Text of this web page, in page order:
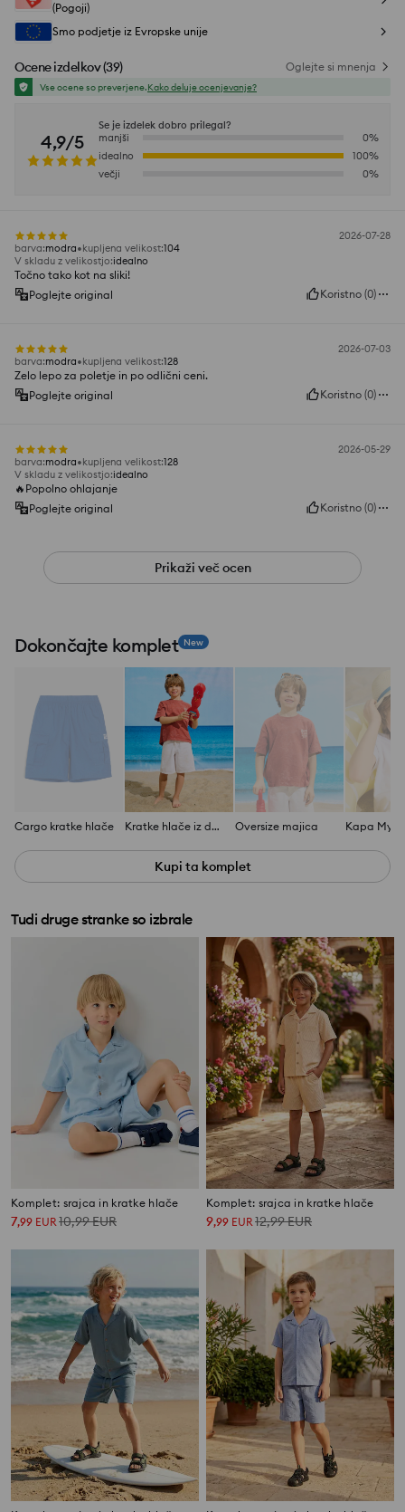
(Pogoji)
Smo podjetje iz Evropske unije
Ocene izdelkov(39) Oglejte si mnenja
Vse ocene so preverjene.Kako deluje ocenjevanje?
4,9/5
Se je izdelek dobro prilegal?
manjši
0%
idealno
100%
večji
0%
2026-07-28
barva:modra kupljena velikost:104
V skladu z velikostjo:idealno
Točno tako kot na sliki!
Poglejte original
Koristno (0)
2026-07-03
barva:modra kupljena velikost:128
Zelo lepo za poletje in po odlični ceni.
Poglejte original
Koristno (0)
2026-05-29
barva:modra kupljena velikost:128
V skladu z velikostjo:idealno
🔥Popolno ohlajanje
Poglejte original
Koristno (0)
Prikaži več ocen
Dokončajte komplet New
Cargo kratke hlače Kratke hlače iz džinsa Oversize majica
Kupi ta komplet
Tudi druge stranke so izbrale
Komplet: srajca in kratke hlače
7,99 EUR10,99EUR
Komplet: srajca in kratke hlače
9,99 EUR12,99EUR